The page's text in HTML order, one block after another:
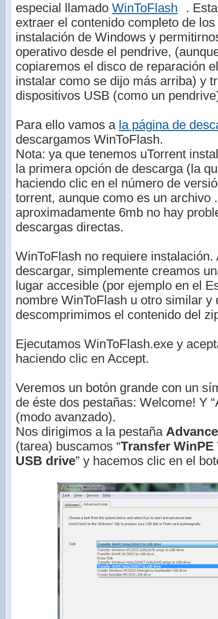
especial llamado WinToFlash
.
extraer el contenido completo de
instalación de Windows y
operativo desde el pendrive,
copiaremos el disco de reparación
instalar como se dijo más arriba) y
dispositivos USB (como un
Para ello vamos a la página de
descargamos WinToFlash.
Nota: ya que tenemos uTorrent
la primera opción de descarga (la
haciendo clic en el número de
torrent, aunque como es un archivo
aproximadamente 6mb no hay
descargas directas.
WinToFlash no requiere instalación.
descargar, simplemente creamos
lugar accesible (por ejemplo en el
nombre WinToFlash u otro similar y
descomprimimos el contenido del
Ejecutamos WinToFlash.exe y
haciendo clic en Accept.
Veremos un botón grande con un
de éste dos pestañas: Welcome! Y
(modo avanzado).
Nos dirigimos a la pestaña
(tarea) buscamos “Transfer WinPE
USB drive” y hacemos clic en el